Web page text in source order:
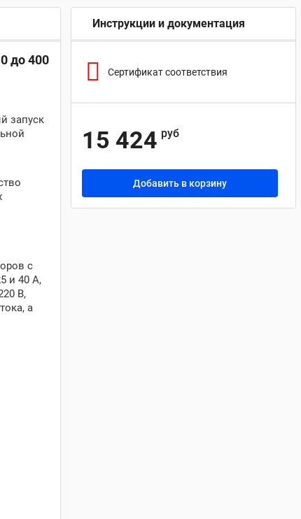
до 400
запуск
с
и 40 А,
В,
а
Инструкции и документация
Сертификат соответствия
15 424 руб
Добавить в корзину